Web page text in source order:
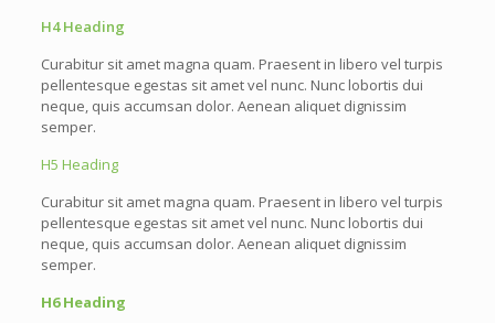
H4 Heading
Curabitur sit amet magna quam. Praesent in libero vel turpis
pellentesque egestas sit amet vel nunc. Nunc lobortis dui
neque, quis accumsan dolor. Aenean aliquet dignissim
semper.
H5 Heading
Curabitur sit amet magna quam. Praesent in libero vel turpis
pellentesque egestas sit amet vel nunc. Nunc lobortis dui
neque, quis accumsan dolor. Aenean aliquet dignissim
semper.
H6 Heading